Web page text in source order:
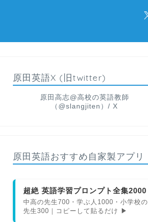
原田英語X (旧twitter)
原田高志@高校の英語教師
（@slangjiten）/ X
原田英語おすすめ自家製アプリ
超絶 英語学習プロンプト全集2000
中高の先生700・学ぶ人1000・小学校の
先生300｜コピーして貼るだけ ▶